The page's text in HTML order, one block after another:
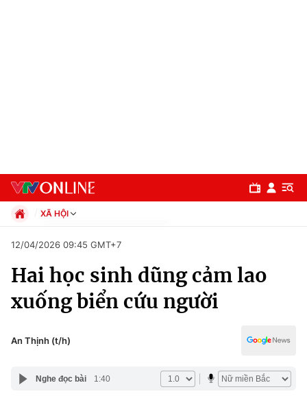
Chuyên mục
Chính trị
Xã hội
XÃ HỘI
Xã hội
Pháp luật
Kinh tế
Thể thao
Văn hóa - Giải trí
Đời sống
12/04/2026 09:45 GMT+7
Hai học sinh dũng cảm lao
xuống biển cứu người
An Thịnh (t/h)
Nghe đọc bài 1:40